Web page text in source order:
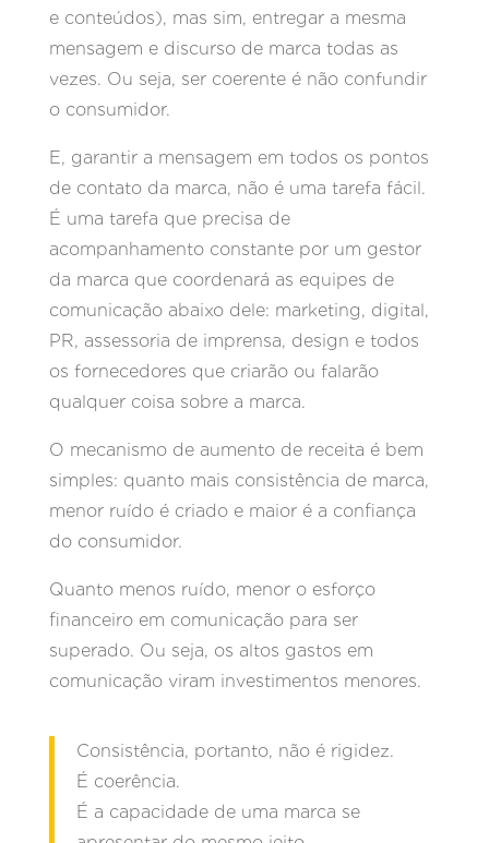
e conteúdos), mas sim, entregar a mesma
mensagem e discurso de marca todas as
vezes. Ou seja, ser coerente é não confundir
o consumidor.
E, garantir a mensagem em todos os pontos
de contato da marca, não é uma tarefa fácil.
É uma tarefa que precisa de
acompanhamento constante por um gestor
da marca que coordenará as equipes de
comunicação abaixo dele: marketing, digital,
PR, assessoria de imprensa, design e todos
os fornecedores que criarão ou falarão
qualquer coisa sobre a marca.
O mecanismo de aumento de receita é bem
simples: quanto mais consistência de marca,
menor ruído é criado e maior é a confiança
do consumidor.
Quanto menos ruído, menor o esforço
financeiro em comunicação para ser
superado. Ou seja, os altos gastos em
comunicação viram investimentos menores.
Consistência, portanto, não é rigidez.
É coerência.
É a capacidade de uma marca se